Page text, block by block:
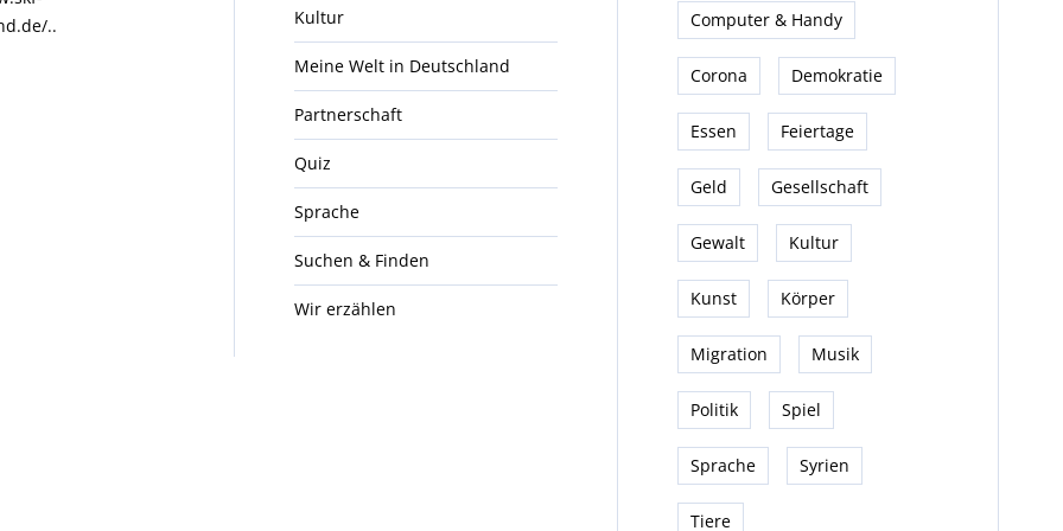
..
Kultur
Meine Welt in Deutschland
Partnerschaft
Quiz
Sprache
Suchen & Finden
Wir erzählen
Computer & Handy
Corona Demokratie
Essen Feiertage
Geld Gesellschaft
Gewalt Kultur
Kunst Körper
Migration Musik
Politik Spiel
Sprache Syrien
Tiere